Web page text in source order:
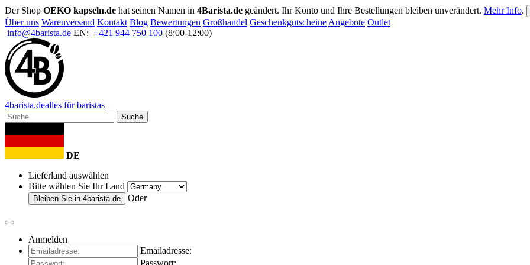
Der Shop OEKO kapseln.de hat seinen Namen in 4Barista.de geändert. Ihr Konto und Ihre Bestellungen bleiben unverändert. Mehr Info.
Über uns Warenversand Kontakt Blog Bewertungen Großhandel Geschenkgutscheine Angebote Outlet
info@4barista.de EN: +421 944 750 100 (8:00-12:00)
4barista.dealles für baristas
Suche
DE
Lieferland auswählen
Bitte wählen Sie Ihr Land
Bleiben Sie in 4barista.de Oder
Anmelden
Emailadresse:
Passwort: